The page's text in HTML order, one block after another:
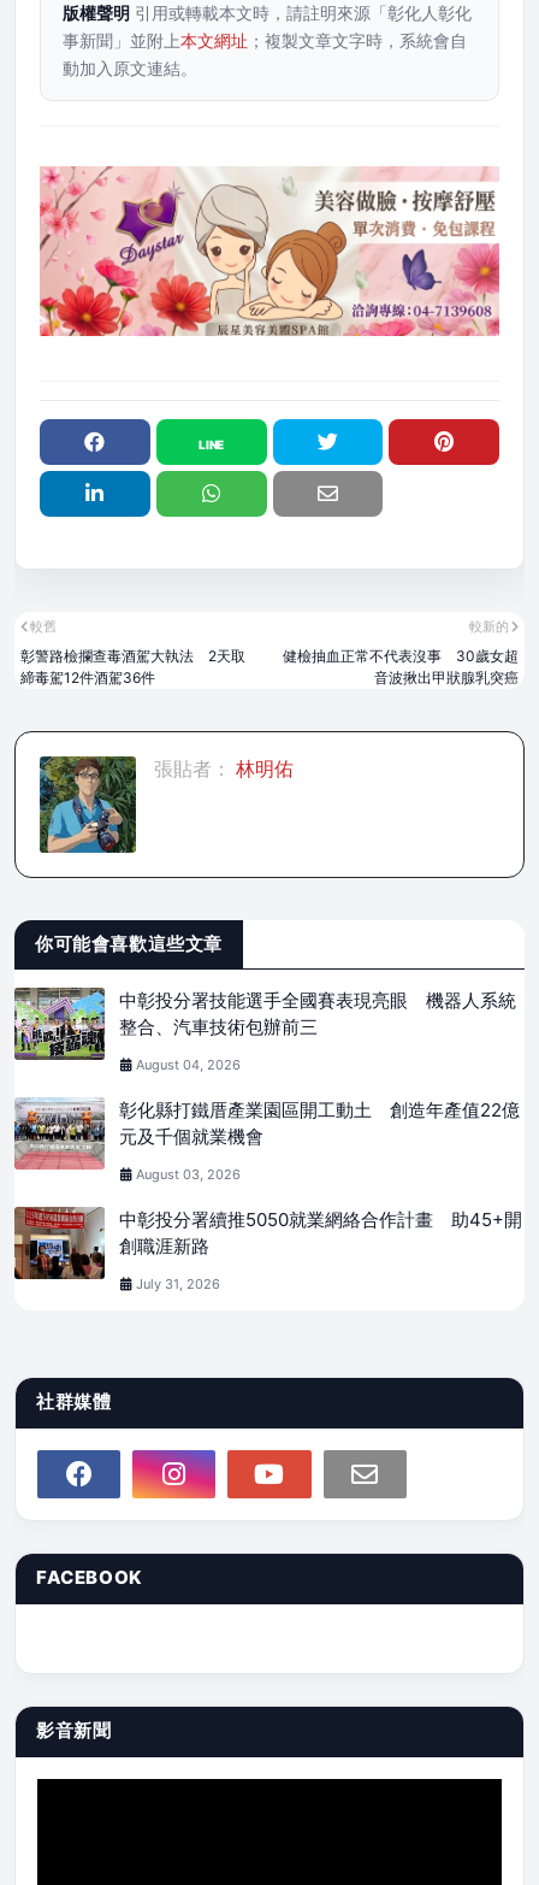
版權聲明 引用或轉載本文時，請註明來源「彰化人彰化
事新聞」並附上本文網址 ；複製文章文字時，系統會自
動加入原文連結。
較新的
健檢抽血正常不代表沒事 30歲女超
音波揪出甲狀腺乳突癌
較舊
彰警路檢攔查毒酒駕大執法 2天取
締毒駕12件酒駕36件
張貼者： 林明佑
你可能會喜歡這些文章
中彰投分署技能選手全國賽表現亮眼 機器人系統
整合、汽車技術包辦前三
August 04, 2026
彰化縣打鐵厝產業園區開工動土 創造年產值22億
元及千個就業機會
August 03, 2026
中彰投分署續推5050就業網絡合作計畫 助45+開
創職涯新路
July 31, 2026
社群媒體
FACEBOOK
影音新聞